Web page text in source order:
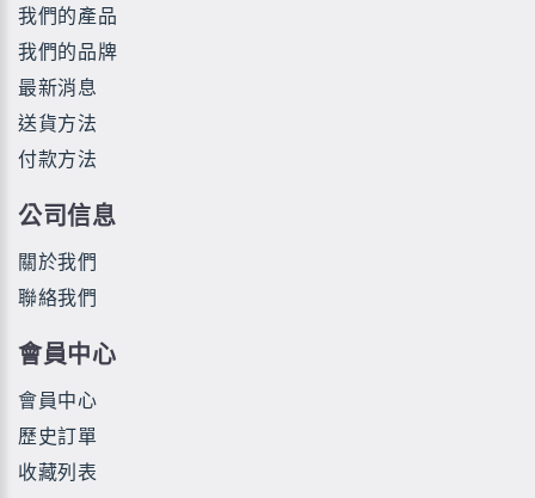
我們的產品
我們的品牌
最新消息
送貨方法
付款方法
公司信息
關於我們
聯絡我們
會員中心
會員中心
歷史訂單
收藏列表